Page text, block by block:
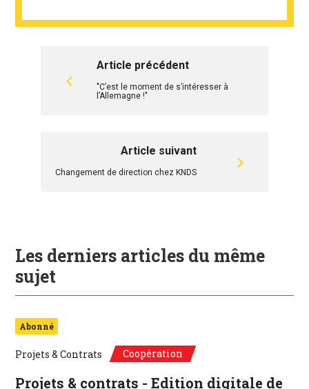
Article précédent
"C’est le moment de s’intéresser à
l’Allemagne !"
Article suivant
Changement de direction chez KNDS
Les derniers articles du même
sujet
Abonné
Projets & Contrats Coopération
Projets & contrats - Edition digitale de